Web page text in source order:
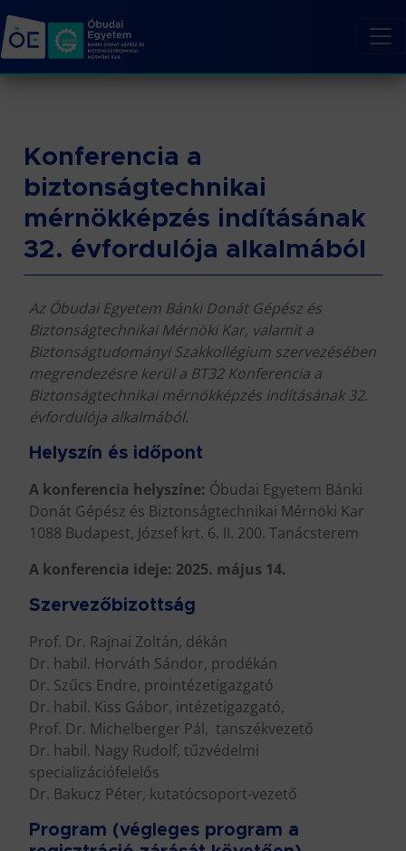
Konferencia a
biztonságtechnikai
mérnökképzés indításának
32. évfordulója alkalmából
Az Óbudai Egyetem Bánki Donát Gépész és
Biztonságtechnikai Mérnöki Kar, valamit a
Biztonságtudományi Szakkollégium szervezésében
megrendezésre kerül a BT32 Konferencia a
Biztonságtechnikai mérnökképzés indításának 32.
évfordulója alkalmából.
Helyszín és időpont
A konferencia helyszíne: Óbudai Egyetem Bánki
Donát Gépész és Biztonságtechnikai Mérnöki Kar
1088 Budapest, József krt. 6. II. 200. Tanácsterem
A konferencia ideje: 2025. május 14.
Szervezőbizottság
Prof. Dr. Rajnai Zoltán, dékán
Dr. habil. Horváth Sándor, prodékán
Dr. Szűcs Endre, prointézetigazgató
Dr. habil. Kiss Gábor, intézetigazgató,
Prof. Dr. Michelberger Pál, tanszékvezető
Dr. habil. Nagy Rudolf, tűzvédelmi
specializációfelelős
Dr. Bakucz Péter, kutatócsoport-vezető
Program (végleges program a